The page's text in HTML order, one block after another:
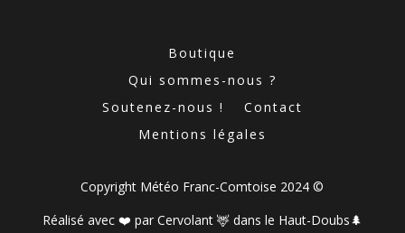
Boutique
Qui sommes-nous ?
Soutenez-nous !
Contact
Mentions légales
Copyright Météo Franc-Comtoise 2024 ©
Réalisé avec ❤️ par Cervolant🦌 dans le Haut-Doubs🌲